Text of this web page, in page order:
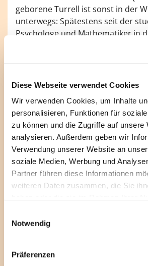
Diese Webseite verwendet Cookies
Wir verwenden Cookies, um Inhalte
personalisieren, Funktionen für
zu können und die Zugriffe auf unsere
analysieren. Außerdem geben wir
Verwendung unserer Website an
soziale Medien, Werbung und
Partner führen diese Informationen
weiteren Daten zusammen, die Sie
Notwendig
Präferenzen
geborene Turrell ist sonst in der
unterwegs: Spätestens seit der
Psychologe und Mathematiker in
sogenannten „Roden Crater“, zu
weltberühmt. Es folgten
gestaltete er auf Einladung des
Friedhofsverbands Berlin
Anregung des Kunstbeauftragten
Kapelle des Dorotheenstädtischen
Seither ist die Kapelle ein
besonderen Art: Ein Raum für das
Toten: schlicht und
Wesentliche konzentriert in seiner
– gekoppelt mit den
Dämmerung – die Sinne in eine
lockt, wenn sich die Grenzen des
und Lichtschein aufzulösen